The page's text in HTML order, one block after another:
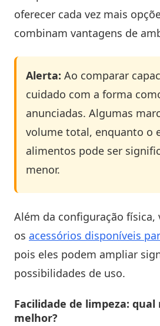
oferecer cada vez mais
combinam vantagens de
Alerta: Ao comparar
cuidado com a forma
anunciadas. Algumas
volume total, enquanto o
alimentos pode ser
menor.
Além da configuração
os acessórios disponíveis
pois eles podem ampliar
possibilidades de uso.
Facilidade de limpeza: qual
melhor?